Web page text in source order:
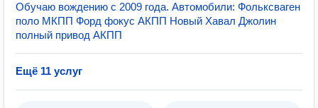
Обучаю вождению с 2009 года. Автомобили: Фольксваген
поло МКПП Форд фокус АКПП Новый Хавал Джолин
полный привод АКПП
Ещё 11 услуг